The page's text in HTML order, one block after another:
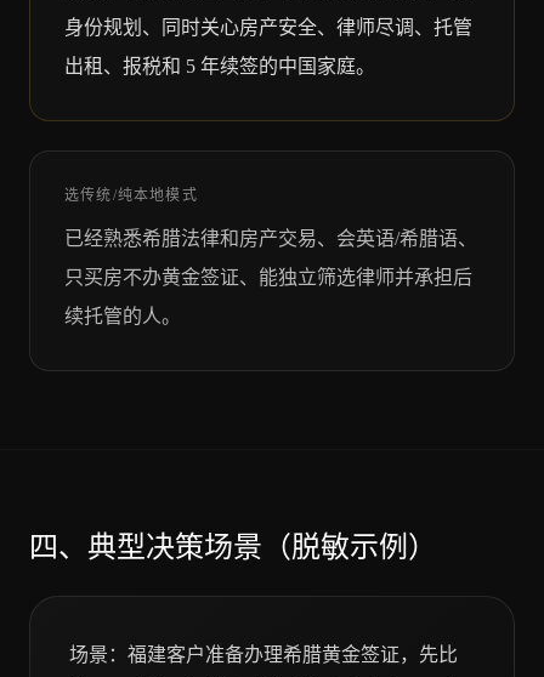
身份规划、同时关心房产安全、律师尽调、托管
出租、报税和 5 年续签的中国家庭。
选传统/纯本地模式
已经熟悉希腊法律和房产交易、会英语/希腊语、
只买房不办黄金签证、能独立筛选律师并承担后
续托管的人。
四、典型决策场景（脱敏示例）
场景：福建客户准备办理希腊黄金签证，先比